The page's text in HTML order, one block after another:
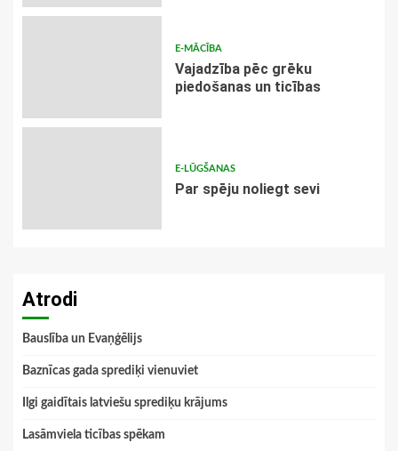
E-MĀCĪBA
Vajadzība pēc grēku
piedošanas un ticības
E-LŪGŠANAS
Par spēju noliegt sevi
Atrodi
Bauslība un Evaņģēlijs
Baznīcas gada sprediķi vienuviet
Ilgi gaidītais latviešu sprediķu krājums
Lasāmviela ticības spēkam